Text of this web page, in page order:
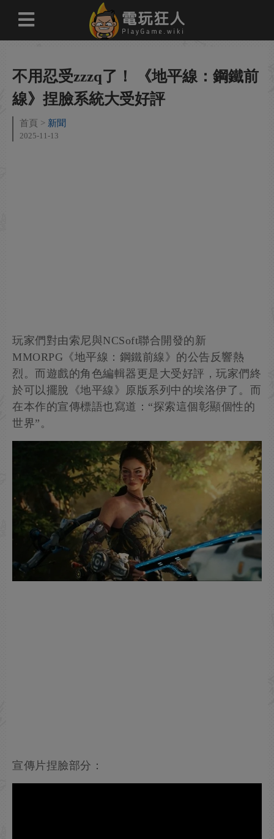
不用忍受zzzq了！ 《地平線：鋼鐵前
線》捏臉系統大受好評
首頁 新聞
2025-11-13
玩家們對由索尼與NCSoft聯合開發的新
MMORPG《地平線：鋼鐵前線》的公告反響熱
烈。而遊戲的角色編輯器更是大受好評，玩家們終
於可以擺脫《地平線》原版系列中的埃洛伊了。而
在本作的宣傳標語也寫道：“探索這個彰顯個性的
世界”。
宣傳片捏臉部分：